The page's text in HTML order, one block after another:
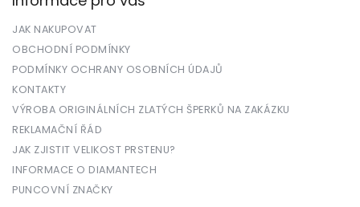
JAK NAKUPOVAT
OBCHODNÍ PODMÍNKY
PODMÍNKY OCHRANY OSOBNÍCH ÚDAJŮ
KONTAKTY
VÝROBA ORIGINÁLNÍCH ZLATÝCH ŠPERKŮ NA ZAKÁZKU
REKLAMAČNÍ ŘÁD
JAK ZJISTIT VELIKOST PRSTENU?
INFORMACE O DIAMANTECH
PUNCOVNÍ ZNAČKY